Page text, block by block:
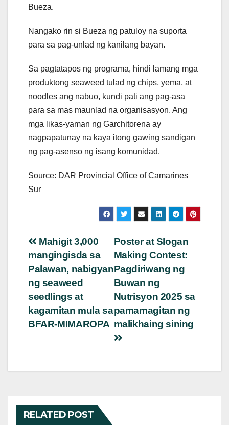
Bueza.
Nangako rin si Bueza ng patuloy na suporta
para sa pag-unlad ng kanilang bayan.
Sa pagtatapos ng programa, hindi lamang mga
produktong seaweed tulad ng chips, yema, at
noodles ang nabuo, kundi pati ang pag-asa
para sa mas maunlad na organisasyon. Ang
mga likas-yaman ng Garchitorena ay
nagpapatunay na kaya itong gawing sandigan
ng pag-asenso ng isang komunidad.
Source: DAR Provincial Office of Camarines
Sur
Post
navigation
Poster at Slogan
Making Contest:
Pagdiriwang ng
Buwan ng
Nutrisyon 2025 sa
pamamagitan ng
malikhaing sining
Mahigit 3,000
mangingisda sa
Palawan, nabigyan
ng seaweed
seedlings at
kagamitan mula sa
BFAR-MIMAROPA
RELATED POST